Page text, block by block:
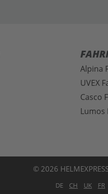
Alpina
UVEX
Casco
Lumos
© 2026
DE CH UK FR